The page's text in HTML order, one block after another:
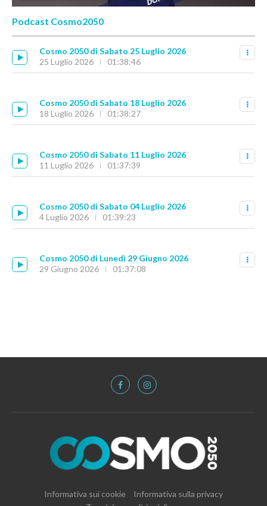
Podcast Cosmo2050
Cosmo 2050 di Sabato 25 Luglio 2026
25 Luglio 2026
01:38:46
Cosmo 2050 di Sabato 18 Luglio 2026
18 Luglio 2026
01:38:27
Cosmo 2050 di Sabato 11 Luglio 2026
11 Luglio 2026
01:37:39
Cosmo 2050 di Sabato 04 Luglio 2026
4 Luglio 2026
01:39:23
Cosmo 2050 di Lunedì 29 Giugno 2026
29 Giugno 2026
01:37:08
Informativa sui cookie
Informativa sulla privacy